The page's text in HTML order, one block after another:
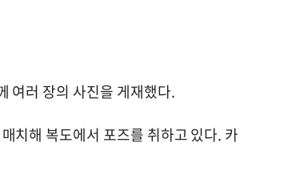
여러 장의 사진을 게재했다.
치해 복도에서 포즈를 취하고 있다. 카